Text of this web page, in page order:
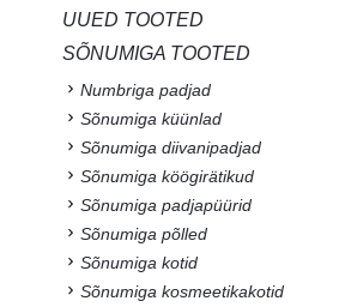
UUED TOOTED
SÕNUMIGA TOOTED
Numbriga padjad
Sõnumiga küünlad
Sõnumiga diivanipadjad
Sõnumiga köögirätikud
Sõnumiga padjapüürid
Sõnumiga põlled
Sõnumiga kotid
Sõnumiga kosmeetikakotid